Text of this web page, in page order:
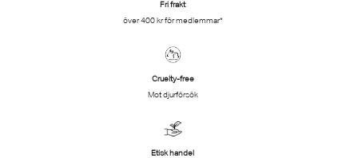
Fri frakt
över 400 kr för medlemmar*
Cruelty-free
Mot djurförsök
Etisk handel